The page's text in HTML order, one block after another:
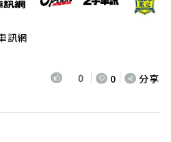
訊網
0 0 分享